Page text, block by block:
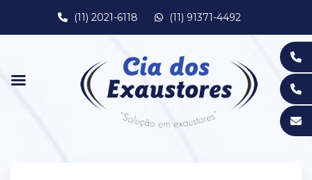
(11) 2021-6118 (11) 91371-4492